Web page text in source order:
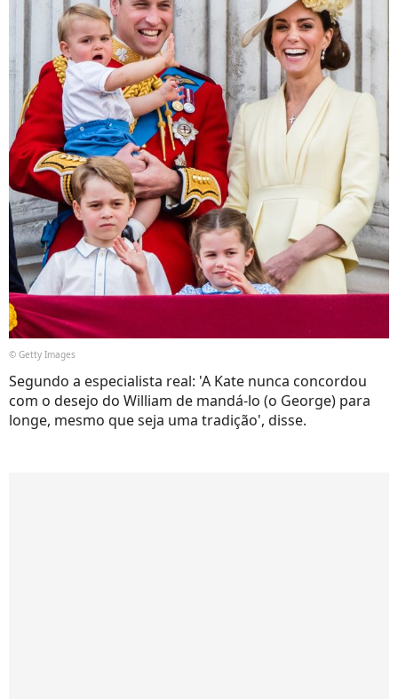
© Getty Images
Segundo a especialista real: 'A Kate nunca concordou
com o desejo do William de mandá-lo (o George) para
longe, mesmo que seja uma tradição', disse.